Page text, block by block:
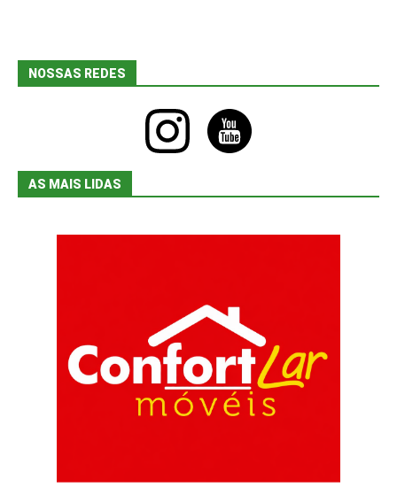
NOSSAS REDES
instagram youtube
AS MAIS LIDAS